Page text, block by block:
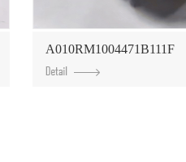
A010RM1004471B111F